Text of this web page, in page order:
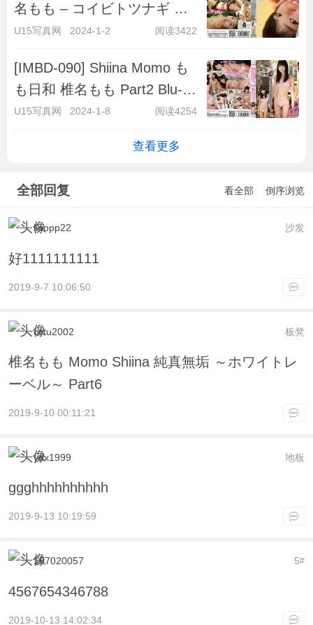
名もも – コイビトツナギ 椎
名もも 前編
U15写真网 2024-1-2 阅读3422
[IMBD-090] Shiina Momo も
も日和 椎名もも Part2 Blu-
ray版
U15写真网 2024-1-8 阅读4254
查看更多
全部回复 看全部 倒序浏览
沙发
lloopp22
好1111111111
2019-9-7 10:06:50
板凳
cctu2002
椎名もも Momo Shiina 純真無垢 ～ホワイトレ
ーベル～ Part6
2019-9-10 00:11:21
地板
ydx1999
ggghhhhhhhhhh
2019-9-13 10:19:59
5#
107020057
4567654346788
2019-10-13 14:02:34